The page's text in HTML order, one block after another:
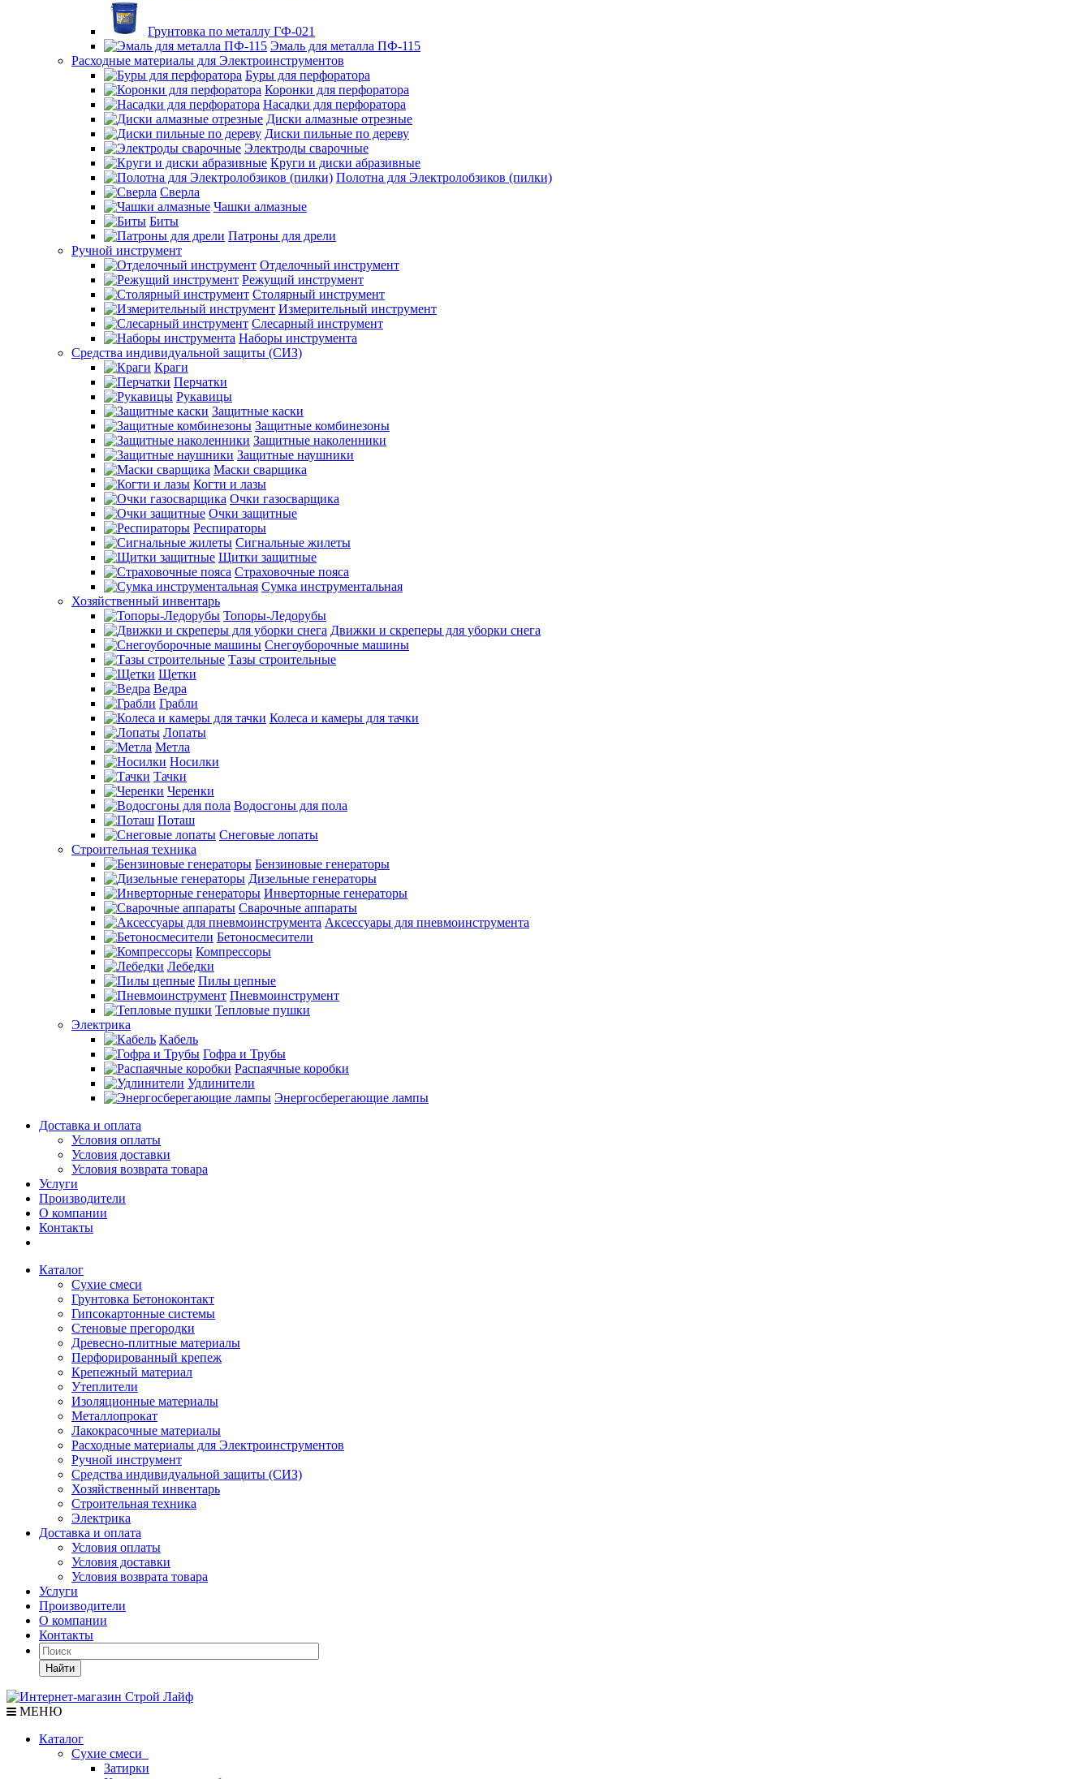
Грунтовка по металлу ГФ-021
Эмаль для металла ПФ-115
Расходные материалы для Электроинструментов
Буры для перфоратора
Коронки для перфоратора
Насадки для перфоратора
Диски алмазные отрезные
Диски пильные по дереву
Электроды сварочные
Круги и диски абразивные
Полотна для Электролобзиков (пилки)
Сверла
Чашки алмазные
Биты
Патроны для дрели
Ручной инструмент
Отделочный инструмент
Режущий инструмент
Столярный инструмент
Измерительный инструмент
Слесарный инструмент
Наборы инструмента
Средства индивидуальной защиты (СИЗ)
Краги
Перчатки
Рукавицы
Защитные каски
Защитные комбинезоны
Защитные наколенники
Защитные наушники
Маски сварщика
Когти и лазы
Очки газосварщика
Очки защитные
Респираторы
Сигнальные жилеты
Щитки защитные
Страховочные пояса
Сумка инструментальная
Хозяйственный инвентарь
Топоры-Ледорубы
Движки и скреперы для уборки снега
Снегоуборочные машины
Тазы строительные
Щетки
Ведра
Грабли
Колеса и камеры для тачки
Лопаты
Метла
Носилки
Тачки
Черенки
Водосгоны для пола
Поташ
Снеговые лопаты
Строительная техника
Бензиновые генераторы
Дизельные генераторы
Инверторные генераторы
Сварочные аппараты
Аксессуары для пневмоинструмента
Бетоносмесители
Компрессоры
Лебедки
Пилы цепные
Пневмоинструмент
Тепловые пушки
Электрика
Кабель
Гофра и Трубы
Распаячные коробки
Удлинители
Энергосберегающие лампы
Доставка и оплата
Условия оплаты
Условия доставки
Условия возврата товара
Услуги
Производители
О компании
Контакты
Каталог
Сухие смеси
Грунтовка Бетоноконтакт
Гипсокартонные системы
Стеновые прегородки
Древесно-плитные материалы
Перфорированный крепеж
Крепежный материал
Утеплители
Изоляционные материалы
Металлопрокат
Лакокрасочные материалы
Расходные материалы для Электроинструментов
Ручной инструмент
Средства индивидуальной защиты (СИЗ)
Хозяйственный инвентарь
Строительная техника
Электрика
Доставка и оплата
Условия оплаты
Условия доставки
Условия возврата товара
Услуги
Производители
О компании
Контакты
Найти
МЕНЮ
Каталог
Сухие смеси
Затирки